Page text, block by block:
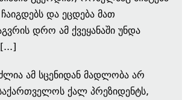
და ეცდება მათ
დრო ამ ქვეყანაში უნდა
ამ სცენიდან მადლობა არ
ქალ პრეზიდენტს,